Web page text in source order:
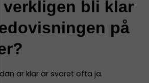
verkligen bli klar
på
är klar är svaret ofta ja.